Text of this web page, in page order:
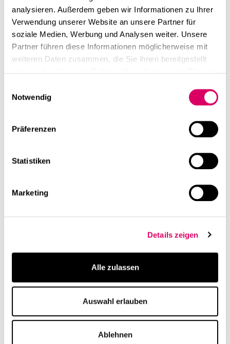
analysieren. Außerdem geben wir Informationen zu Ihrer
Verwendung unserer Website an unsere Partner für
soziale Medien, Werbung und Analysen weiter. Unsere
Partner führen diese Informationen möglicherweise mit
weiteren Daten zusammen, die Sie ihnen bereitgestellt
Notwendig
Präferenzen
Statistiken
Marketing
Details zeigen
Alle zulassen
Auswahl erlauben
Ablehnen